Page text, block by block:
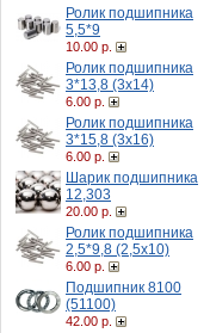
Ролик подшипника
5,5*9
10.00 р.
Ролик подшипника
3*13,8 (3х14)
6.00 р.
Ролик подшипника
3*15,8 (3х16)
6.00 р.
Шарик подшипника
12,303
20.00 р.
Ролик подшипника
2,5*9,8 (2,5х10)
6.00 р.
Подшипник 8100
(51100)
42.00 р.